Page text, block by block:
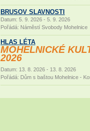
BRUSOV SLAVNOSTI
Datum: 5. 9. 2026 - 5. 9. 2026
Pořádá: Náměstí Svobody Mohelnice
HLAS LÉTA
MOHELNICKÉ
2026
Datum: 13. 8. 2026 - 13. 8. 2026
Pořádá: Dům s baštou Mohelnice -